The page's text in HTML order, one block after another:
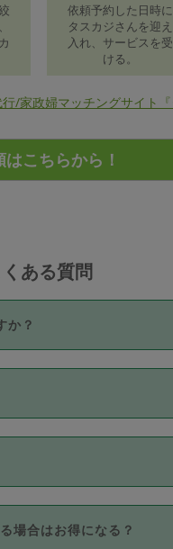
依頼予約した日時に
タスカジさんを迎え
入れ、サービスを受
ける。
/家政婦マッチングサイト『
ある質問
か？
超えて依頼したい場合は
ジさんに事前に相談し、
、値引き等はございませ
身が価格を選んで設定し
があり、レビュー件数、
仕組みになっています。
Master／JCB／
場合はお得になる？